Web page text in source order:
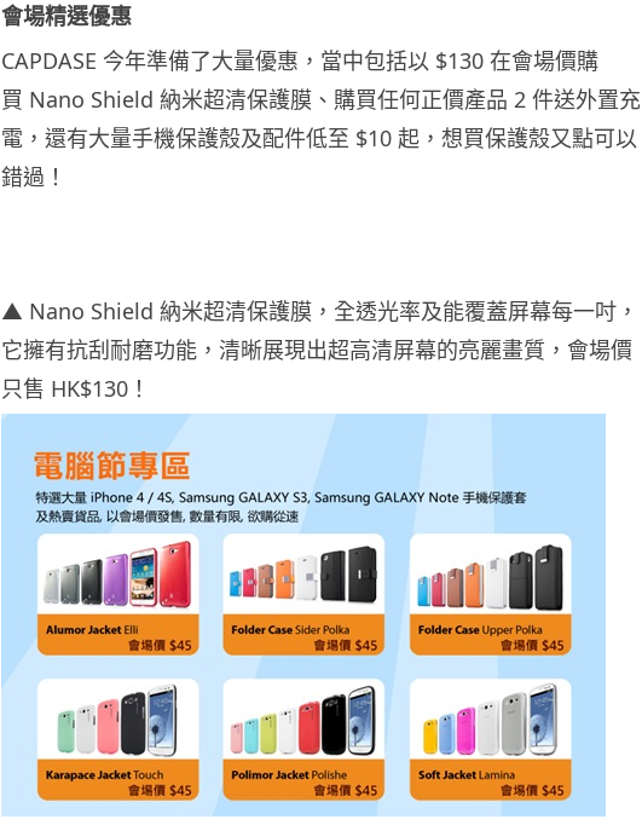
會場精選優惠
CAPDASE 今年準備了大量優惠，當中包括以 $130 在會場價購
買 Nano Shield 納米超清保護膜、購買任何正價產品 2 件送外置充
電，還有大量手機保護殼及配件低至 $10 起，想買保護殼又點可以
錯過！
▲ Nano Shield 納米超清保護膜，全透光率及能覆蓋屏幕每一吋，
它擁有抗刮耐磨功能，清晰展現出超高清屏幕的亮麗畫質，會場價
只售 HK$130！